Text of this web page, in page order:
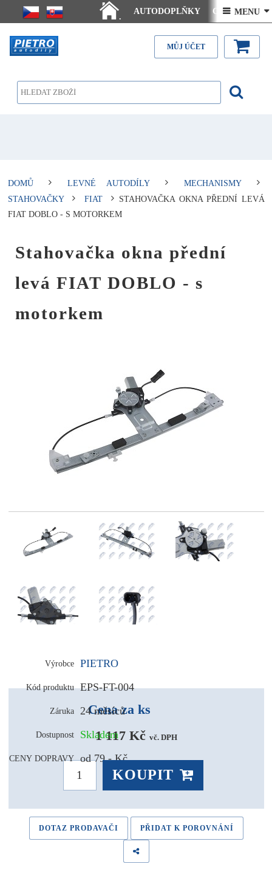
.
AUTODOPLŇKY Ceny doručení
Články - návody Kontakt
 MENU 
MŮJ ÚČET
DOMŮ LEVNÉ AUTODÍLY
MECHANISMY
STAHOVAČKY
FIAT
STAHOVAČKA OKNA PŘEDNÍ LEVÁ
FIAT DOBLO - S MOTORKEM
Stahovačka okna přední
levá FIAT DOBLO - s
motorkem
Výrobce PIETRO
Kód produktu EPS-FT-004
Záruka 24 měsíců
Dostupnost Skladem
CENY DOPRAVY od 79,- Kč
Cena za ks
1 117 Kč vč. DPH
KOUPIT
DOTAZ PRODAVAČI PŘIDAT K POROVNÁNÍ